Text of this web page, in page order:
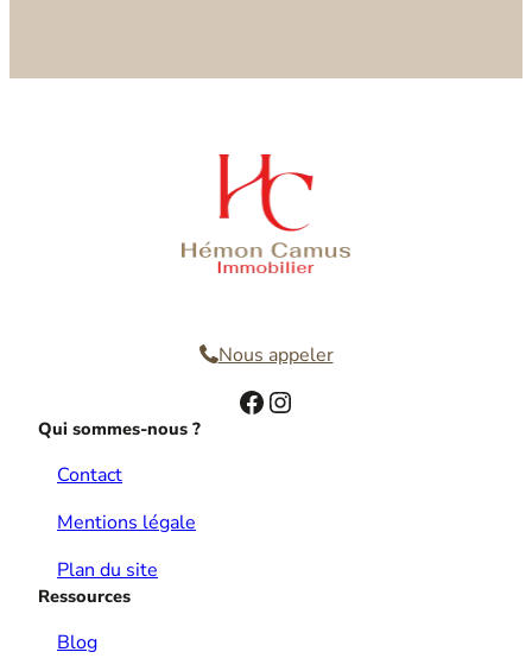
Nous appeler
Facebook Instagram
Qui sommes-nous ?
Contact
Mentions légale
Plan du site
Ressources
Blog